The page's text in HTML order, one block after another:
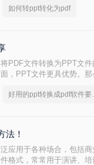
如何转ppt转化为pdf
PDF文件转换为PPT文
，PPT文件更具优势。那
好用的
法！
应用于各种场合，包括
格式，常常用于演讲、培